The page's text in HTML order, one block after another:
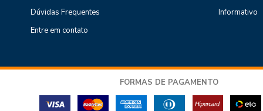
Dúvidas Frequentes
Entre em contato
Informativo
FORMAS DE PAGAMENTO